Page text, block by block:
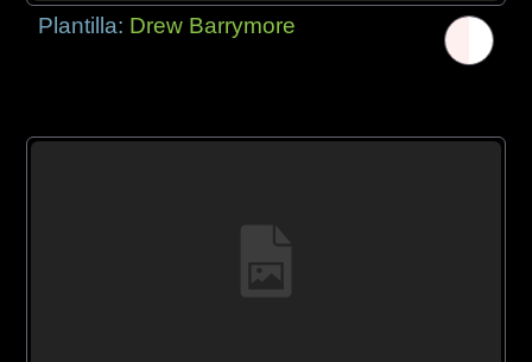
Plantilla: Drew Barrymore